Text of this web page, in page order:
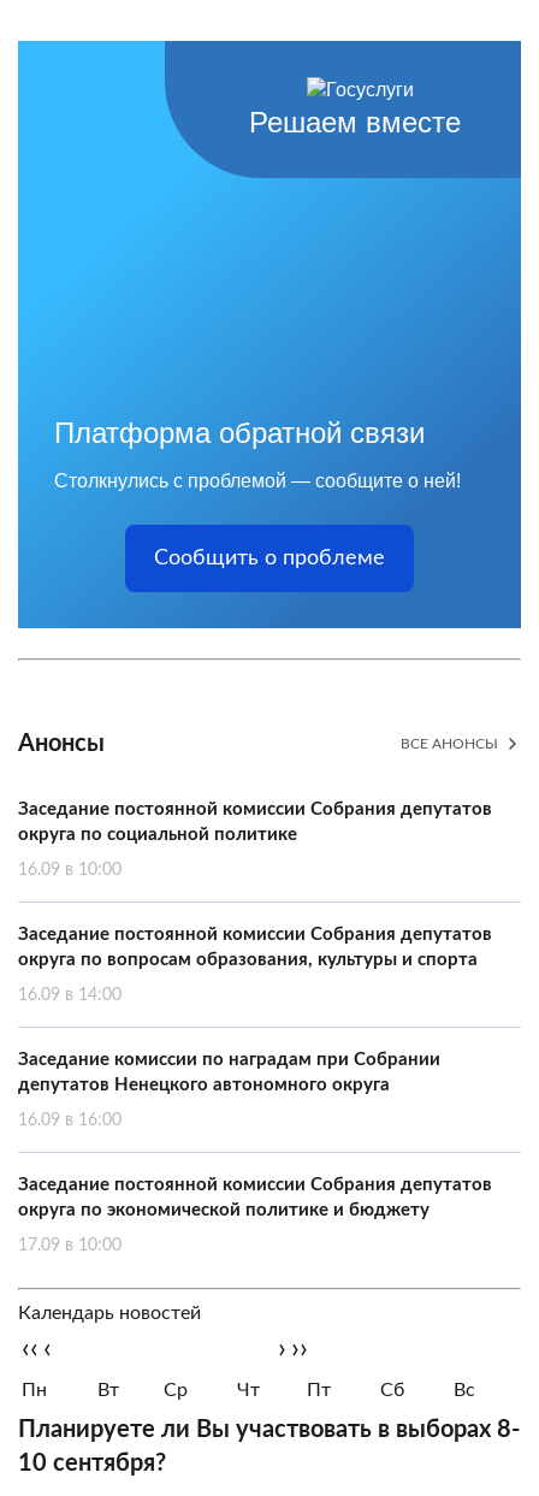
Решаем вместе
Платформа обратной связи
Столкнулись с проблемой — сообщите о ней!
Сообщить о проблеме
Анонсы ВСЕ АНОНСЫ
Заседание постоянной комиссии Собрания депутатов
округа по социальной политике
16.09 в 10:00
Заседание постоянной комиссии Собрания депутатов
округа по вопросам образования, культуры и спорта
16.09 в 14:00
Заседание комиссии по наградам при Собрании
депутатов Ненецкого автономного округа
16.09 в 16:00
Заседание постоянной комиссии Собрания депутатов
округа по экономической политике и бюджету
17.09 в 10:00
Календарь новостей
‹‹ ‹ › ››
Пн Вт Ср Чт Пт Сб Вс
Планируете ли Вы участвовать в выборах 8-
10 сентября?